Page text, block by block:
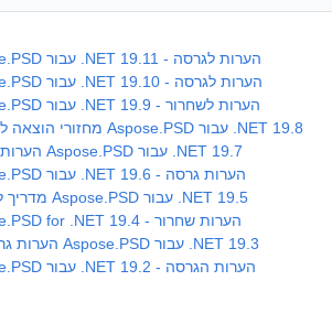
Aspose.PSD עבור .NET 19.11 - הערות לגרסה
Aspose.PSD עבור .NET 19.10 - הערות לגרסה
Aspose.PSD עבור .NET 19.9 - הערות לשחרור
מחזורי הוצאה לאור של Aspose.PSD עבור .NET 19.8
הערות שחרור Aspose.PSD עבור .NET 19.7
Aspose.PSD עבור .NET 19.6 - הערות גרסה
מדריך לשחרור Aspose.PSD עבור .NET 19.5
Aspose.PSD for .NET 19.4 - הערות שחרור
הערות גרסה של Aspose.PSD עבור .NET 19.3
Aspose.PSD עבור .NET 19.2 - הערות הגרסה